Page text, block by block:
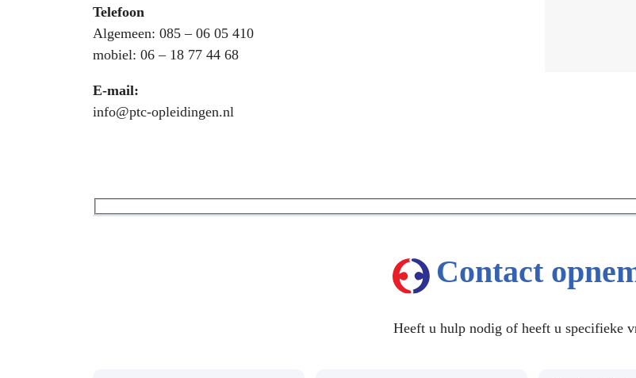
Telefoon
Algemeen: 085 – 06 05 410
mobiel: 06 – 18 77 44 68
E-mail:
info@ptc-opleidingen.nl
Contact
Heeft u hulp nodig of heeft u specifieke